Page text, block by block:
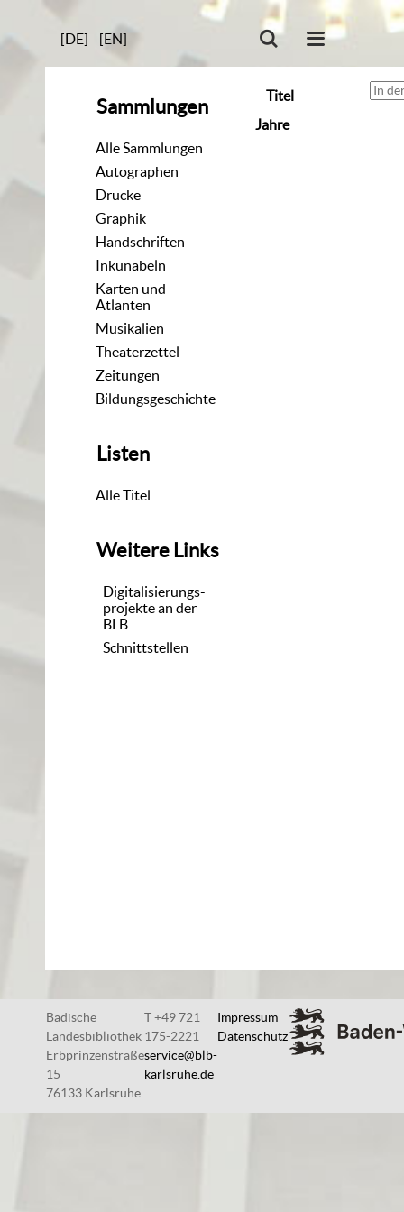
[DE] [EN]
Sammlungen
Alle Sammlungen
Autographen
Drucke
Graphik
Handschriften
Inkunabeln
Karten und
Atlanten
Musikalien
Theaterzettel
Zeitungen
Bildungsgeschichte
Listen
Alle Titel
Weitere Links
Digitalisierungs-
projekte an der
BLB
Schnittstellen
Titel
Jahre
Badische
Landesbibliothek
Erbprinzenstraße
15
76133 Karlsruhe
T +49 721
175-2221
service@blb-
karlsruhe.de
Impressum
Datenschutz